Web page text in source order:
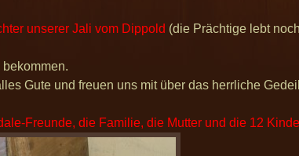
unserer Jali vom Dippold (die Prächtige lebt
Gute und freuen uns mit über das herrliche
Freunde, die Familie, die Mutter und die 12